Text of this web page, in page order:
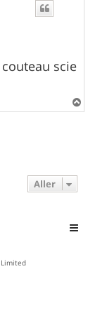
scie
a
Aller